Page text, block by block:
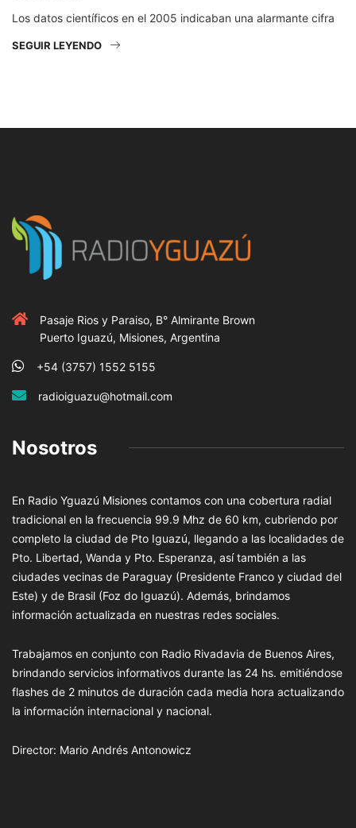
Los datos científicos en el 2005 indicaban una alarmante cifra
SEGUIR LEYENDO
Pasaje Rios y Paraiso, B° Almirante Brown
Puerto Iguazú, Misiones, Argentina
+54 (3757) 1552 5155
radioiguazu@hotmail.com
Nosotros
En Radio Yguazú Misiones contamos con una cobertura radial
tradicional en la frecuencia 99.9 Mhz de 60 km, cubriendo por
completo la ciudad de Pto Iguazú, llegando a las localidades de
Pto. Libertad, Wanda y Pto. Esperanza, así también a las
ciudades vecinas de Paraguay (Presidente Franco y ciudad del
Este) y de Brasil (Foz do Iguazú). Además, brindamos
información actualizada en nuestras redes sociales.
Trabajamos en conjunto con Radio Rivadavia de Buenos Aires,
brindando servicios informativos durante las 24 hs. emitiéndose
flashes de 2 minutos de duración cada media hora actualizando
la información internacional y nacional.
Director: Mario Andrés Antonowicz